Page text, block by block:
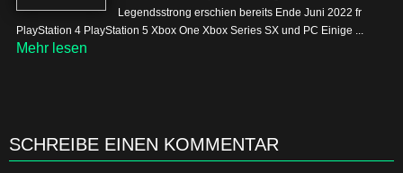
Legendsstrong erschien bereits Ende Juni 2022 fr
PlayStation 4 PlayStation 5 Xbox One Xbox Series SX und PC Einige ...
Mehr lesen
SCHREIBE EINEN KOMMENTAR